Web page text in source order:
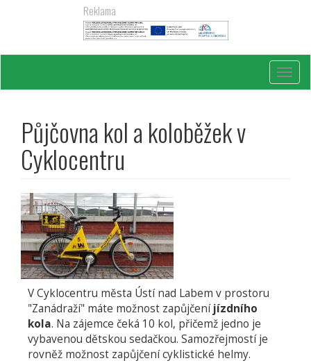
Reklama
Půjčovna kol a koloběžek v
Cyklocentru
V Cyklocentru města Ústí nad Labem v prostoru
"Zanádraží" máte možnost zapůjčeníjízdního
kola. Na zájemce čeká 10 kol, přičemž jedno je
vybavenou dětskou sedačkou. Samozřejmostí je
rovněž možnost zapůjčení cyklistické helmy.